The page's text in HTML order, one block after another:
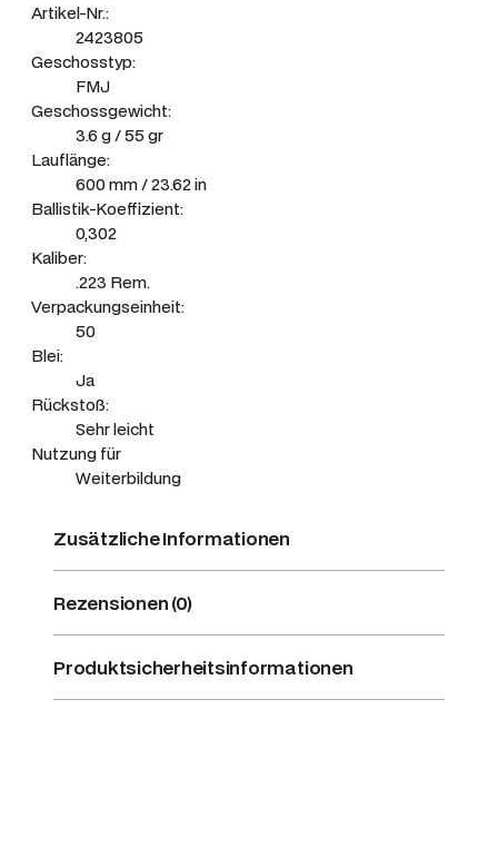
5
r
e
g
e
Artikel-Nr.:
2423805
Geschosstyp:
FMJ
Geschossgewicht:
3.6 g / 55 gr
Lauflänge:
600 mm / 23.62 in
Ballistik-Koeffizient:
0,302
Kaliber:
.223 Rem.
Verpackungseinheit:
50
Blei:
Ja
Rückstoß:
Sehr leicht
Nutzung für
Weiterbildung
Zusätzliche Informationen
Rezensionen (0)
Produktsicherheitsinformationen